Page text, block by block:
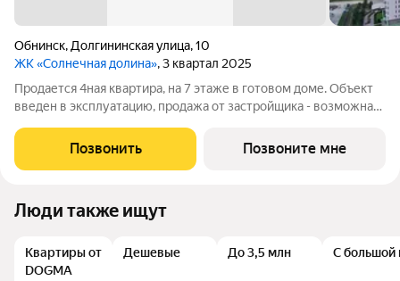
Обнинск, Долгининская улица,10
ЖК «Солнечная долина», 3 квартал 2025
Продается 4ная квартира, на 7 этаже в готовом доме. Объект
введен в эксплуатацию, продажа от застройщика - возможна
высококачественный монолитно-кирпичный дом - автономное
отопление - просторные кухни, -
Позвонить Позвоните мне
Люди также ищут
Квартиры от
DOGMA
Дешевые До 3,5 млн С большой